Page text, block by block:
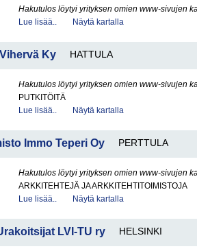
Hakutulos löytyi yrityksen omien www-sivujen
Lue lisää..
Näytä kartalla
Ky HATTULA
Hakutulos löytyi yrityksen omien www-sivujen
PUTKITÖITÄ
Lue lisää..
Näytä kartalla
Immo Teperi Oy PERTTULA
Hakutulos löytyi yrityksen omien www-sivujen
ARKKITEHTEJÄ JA ARKKITEHTITOIMISTOJA
Lue lisää..
Näytä kartalla
LVI-TU ry HELSINKI